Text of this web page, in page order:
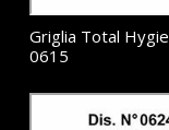
Griglia Total
0615